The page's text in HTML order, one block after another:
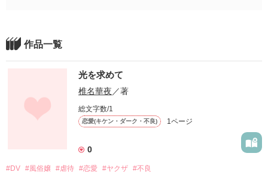
作品一覧
光を求めて
椎名華夜 ／著
総文字数/1
恋愛(キケン・ダーク・不良) 1ページ
0
#DV #風俗嬢 #虐待 #恋愛 #ヤクザ #不良